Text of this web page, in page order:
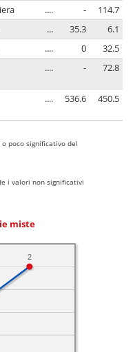
.... -
114.7
... 35.3
6.1
.... 0
32.5
.... - 72.8
.... 536.6 450.5
poco significativo del
i valori non significativi
miste
2